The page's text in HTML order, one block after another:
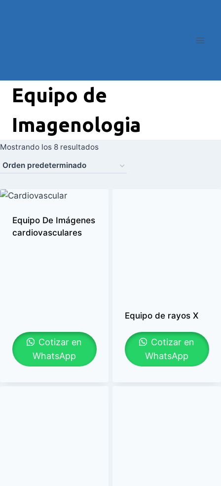
Equipo de
Imagenologia
Mostrando los 8 resultados
Equipo De Imágenes
cardiovasculares
Cotizar en
WhatsApp
Equipo de rayos X
Cotizar en
WhatsApp